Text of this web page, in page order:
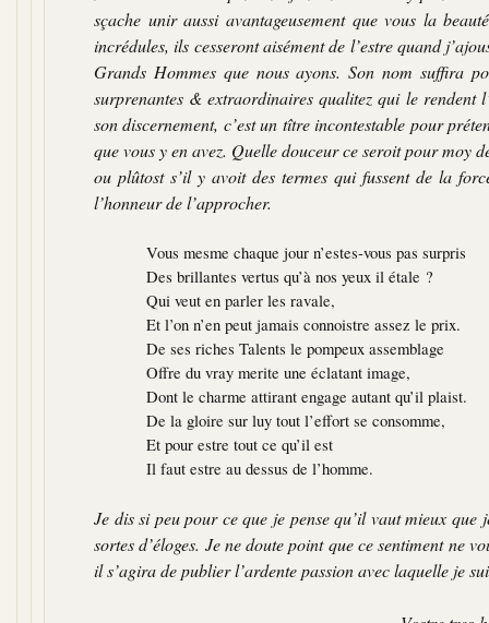
sçache unir aussi avantageusement que vous la
incrédules, ils cesseront aisément de l’estre quand
Grands Hommes que nous ayons. Son nom suffira
surprenantes & extraordinaires qualitez qui le rendent
son discernement, c’est un tître incontestable pour
que vous y en avez. Quelle douceur ce seroit pour moy
ou plûtost s’il y avoit des termes qui fussent de la
l’honneur de l’approcher.
Vous mesme chaque jour n’estes-vous pas surpris
Des brillantes vertus qu’à nos yeux il étale ?
Qui veut en parler les ravale,
Et l’on n’en peut jamais connoistre assez le prix.
De ses riches Talents le pompeux assemblage
Offre du vray merite une éclatant image,
Dont le charme attirant engage autant qu’il plaist.
De la gloire sur luy tout l’effort se consomme,
Et pour estre tout ce qu’il est
Il faut estre au dessus de l’homme.
Je dis si peu pour ce que je pense qu’il vaut mieux que
sortes d’éloges. Je ne doute point que ce sentiment ne
il s’agira de publier l’ardente passion avec laquelle je